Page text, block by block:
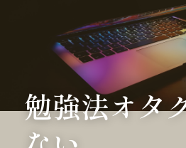
お問い合わせ
英語診断ドックを予
勉強法オタ